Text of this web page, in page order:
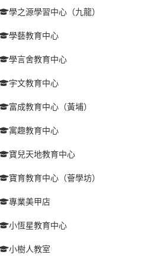
學之源學習中心（九龍）
學藝教育中心
學言舍教育中心
宇文教育中心
富成教育中心（黃埔）
寓趣教育中心
寶兒天地教育中心
寶育教育中心（薈學坊）
專業美甲店
小恆星教育中心
小樹人教室